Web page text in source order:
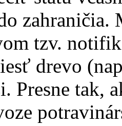
zahraničia.
tzv.
drevo
Presne tak,